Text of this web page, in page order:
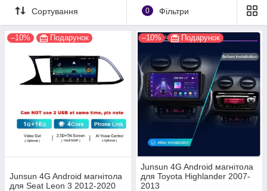
Сортування 0 Фільтри
–10% Подарунок
Junsun 4G Android магнітола
для Seat Leon 3 2012-2020
–10% Подарунок
Junsun 4G Android магнітола
для Toyota Highlander 2007-
2013